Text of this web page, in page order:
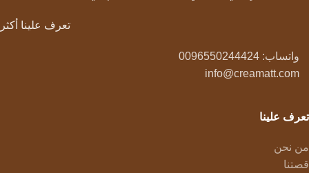
تعرف علينا أكثر
واتساب: 0096550244424
info@creamatt.com
تعرف علينا
من نحن
قصتنا